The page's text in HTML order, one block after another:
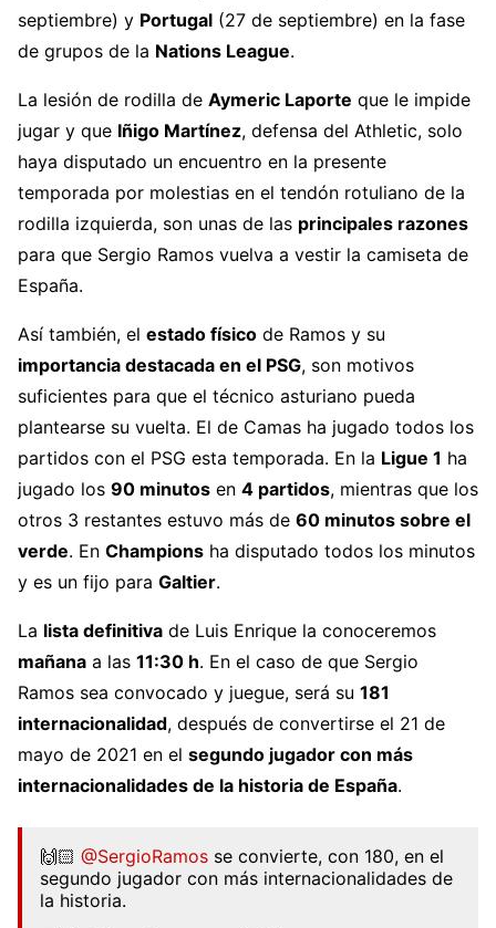
septiembre) y Portugal (27 de septiembre) en la fase
de grupos de la Nations League.
La lesión de rodilla de Aymeric Laporte que le impide
jugar y que Iñigo Martínez, defensa del Athletic, solo
haya disputado un encuentro en la presente
temporada por molestias en el tendón rotuliano de la
rodilla izquierda, son unas de las principales razones
para que Sergio Ramos vuelva a vestir la camiseta de
España.
Así también, el estado físico de Ramos y su
importancia destacada en el PSG, son motivos
suficientes para que el técnico asturiano pueda
plantearse su vuelta. El de Camas ha jugado todos los
partidos con el PSG esta temporada. En la Ligue 1 ha
jugado los 90 minutos en 4 partidos, mientras que los
otros 3 restantes estuvo más de 60 minutos sobre el
verde. En Champions ha disputado todos los minutos
y es un fijo para Galtier.
La lista definitiva de Luis Enrique la conoceremos
mañana a las 11:30 h. En el caso de que Sergio
Ramos sea convocado y juegue, será su 181
internacionalidad, después de convertirse el 21 de
mayo de 2021 en el segundo jugador con más
internacionalidades de la historia de España.
🙌🏻 @SergioRamos se convierte, con 180, en el
segundo jugador con más internacionalidades de
la historia.